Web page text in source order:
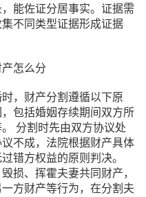
能佐证分居事实。证据需
不同类型证据形成证据
怎么分
，财产分割遵循以下原
包括婚姻存续期间双方所
分割时先由双方协议处
不成，法院根据财产具体
错方权益的原则判决。
损、挥霍夫妻共同财产，
方财产等行为，在分割夫